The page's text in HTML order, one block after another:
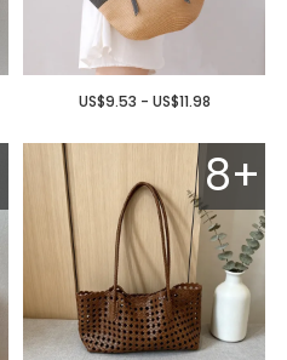
US$9.53 - US$11.98
8+